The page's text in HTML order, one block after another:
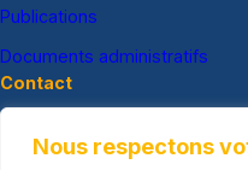
Nous respectons
Publications
Documents administratifs
Contact
ct2m@ct2m.fr